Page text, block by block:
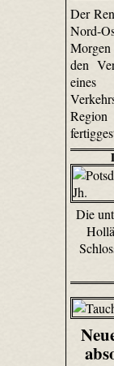
Der
Nord-
den
Die